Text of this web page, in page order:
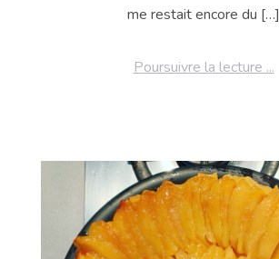
me restait encore du […]
Poursuivre la lecture ...